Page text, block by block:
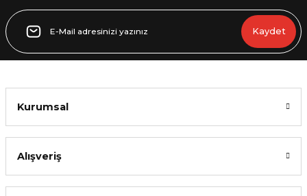
Gönder
Kaydet
Kurumsal
Alışveriş